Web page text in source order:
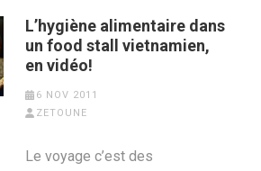
L’hygiène alimentaire dans
un food stall vietnamien,
en vidéo!
6 NOV 2011
ZETOUNE
Le voyage c’est des